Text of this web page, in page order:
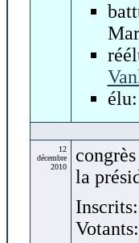
élu:
12
décembre
2010
la